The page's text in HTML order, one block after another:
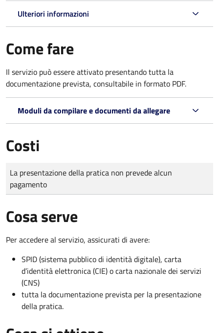
Ulteriori informazioni
Come fare
Il servizio può essere attivato presentando tutta la
documentazione prevista, consultabile in formato PDF.
Moduli da compilare e documenti da allegare
Costi
Tipo di pagamento
Importo
La presentazione della pratica non prevede alcun
pagamento
Cosa serve
Per accedere al servizio, assicurati di avere:
SPID (sistema pubblico di identità digitale), carta
d’identità elettronica (CIE) o carta nazionale dei servizi
(CNS)
tutta la documentazione prevista per la presentazione
della pratica.